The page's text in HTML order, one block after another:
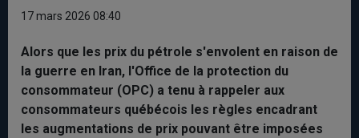
17 mars 2026 08:40
Alors que les prix du pétrole s'envolent en raison de
la guerre en Iran, l'Office de la protection du
consommateur (OPC) a tenu à rappeler aux
consommateurs québécois les règles encadrant
les augmentations de prix pouvant être imposées